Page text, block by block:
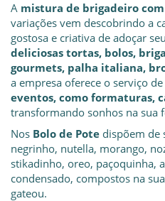
A mistura de brigadeiro
variações vem descobrindo a
gostosa e criativa de adoçar
deliciosas tortas, bolos,
gourmets, palha italiana,
a empresa oferece o serviço
eventos, como formaturas,
transformando sonhos na sua
Nos Bolo de Pote dispõem de
negrinho, nutella, morango,
stikadinho, oreo, paçoquinha,
condensado, compostos na
gateou.